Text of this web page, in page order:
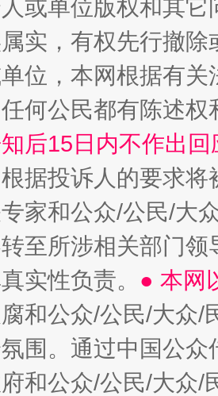
的“隐身衣” 如何以
或单位版权和其它
实，有权先行撤
位，本网根据有
何公民都有陈述
后15日内不作出
根据投诉人的要求将
家和公众/公民/大
至所涉相关部门
实性负责。 ● 本网
腐和公众/公民/大众
围。通过中国公
和公众/公民/大众